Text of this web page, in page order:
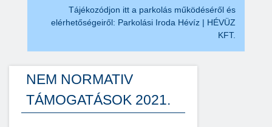
Tájékozódjon itt a parkolás működéséről és
elérhetőségeiről: Parkolási Iroda Hévíz | HÉVÜZ
KFT.
NEM NORMATIV
TÁMOGATÁSOK 2021.